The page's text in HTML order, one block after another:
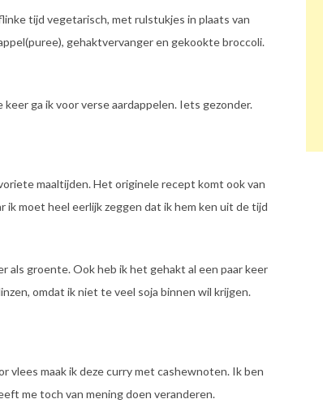
tijd vegetarisch, met rulstukjes in plaats van
gehaktvervanger en gekookte broccoli.
keer ga ik voor verse aardappelen. Iets gezonder.
maaltijden. Het originele recept komt ook van
ik moet heel eerlijk zeggen dat ik hem ken uit de tijd
als groente. Ook heb ik het gehakt al een paar keer
omdat ik niet te veel soja binnen wil krijgen.
vlees maak ik deze curry met cashewnoten. Ik ben
me toch van mening doen veranderen.